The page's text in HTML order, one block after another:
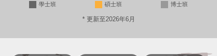
學士班 碩士班 博士班
* 更新至2026年6月